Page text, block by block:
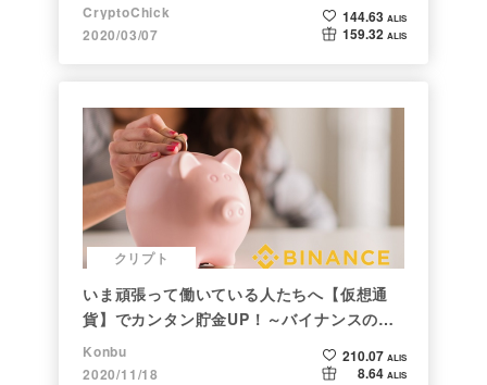
CryptoChick
2020/03/07
144.63 ALIS
159.32 ALIS
クリプト
いま頑張って働いている人たちへ【仮想通
貨】でカンタン貯金UP！～バイナンスの使
い方初心者編～
Konbu
2020/11/18
210.07 ALIS
8.64 ALIS